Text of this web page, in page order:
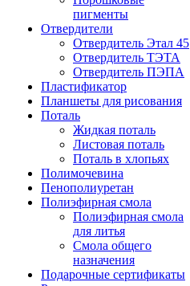
пигменты
Отвердители
Отвердитель Этал 45
Отвердитель ТЭТА
Отвердитель ПЭПА
Пластификатор
Планшеты для рисования
Поталь
Жидкая поталь
Листовая поталь
Поталь в хлопьях
Полимочевина
Пенополиуретан
Полиэфирная смола
Полиэфирная смола
для литья
Смола общего
назначения
Подарочные сертификаты